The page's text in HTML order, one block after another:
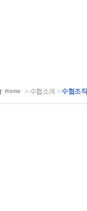
> 수협소개 >수협조직